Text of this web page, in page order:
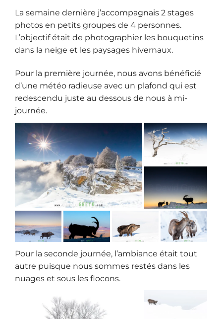
La semaine dernière j’accompagnais 2 stages
photos en petits groupes de 4 personnes.
L’objectif était de photographier les bouquetins
dans la neige et les paysages hivernaux.
Pour la première journée, nous avons bénéficié
d’une météo radieuse avec un plafond qui est
redescendu juste au dessous de nous à mi-
journée.
Pour la seconde journée, l’ambiance était tout
autre puisque nous sommes restés dans les
nuages et sous les flocons.